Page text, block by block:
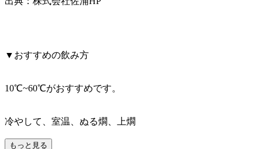
▼おすすめの飲み方
10℃~60℃がおすすめです。
冷やして、室温、ぬる燗、上燗
もっと見る